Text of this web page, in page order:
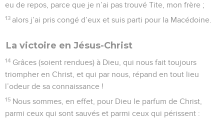
eu de repos, parce que je n’ai pas trouvé Tite, mon frère ;
13 alors j’ai pris congé d’eux et suis parti pour la Macédoine.
La victoire en Jésus-Christ
14 Grâces (soient rendues) à Dieu, qui nous fait toujours
triompher en Christ, et qui par nous, répand en tout lieu
l’odeur de sa connaissance !
15 Nous sommes, en effet, pour Dieu le parfum de Christ,
parmi ceux qui sont sauvés et parmi ceux qui périssent :